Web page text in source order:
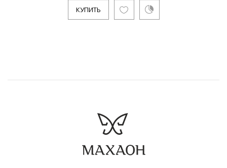
КУПИТЬ